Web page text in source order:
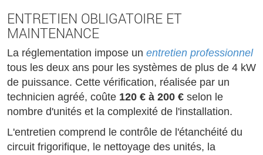
ENTRETIEN OBLIGATOIRE ET
MAINTENANCE
La réglementation impose un entretien professionnel
tous les deux ans pour les systèmes de plus de 4 kW
de puissance. Cette vérification, réalisée par un
technicien agréé, coûte 120 € à 200 € selon le
nombre d'unités et la complexité de l'installation.
L'entretien comprend le contrôle de l'étanchéité du
circuit frigorifique, le nettoyage des unités, la